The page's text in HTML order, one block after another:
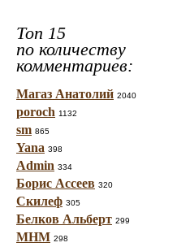
Топ 15
по количеству
комментариев:
Магаз Анатолий 2040
poroch 1132
sm 865
Yana 398
Admin 334
Борис Ассеев 320
Скилеф 305
Белков Альберт 299
МНМ 298